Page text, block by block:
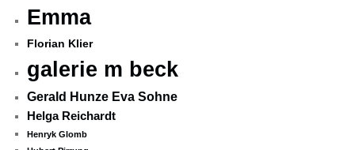
Emma
Florian Klier
galerie m beck
Gerald Hunze Eva Sohne
Helga Reichardt
Henryk Glomb